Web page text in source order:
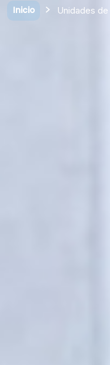
Inicio Unidades de